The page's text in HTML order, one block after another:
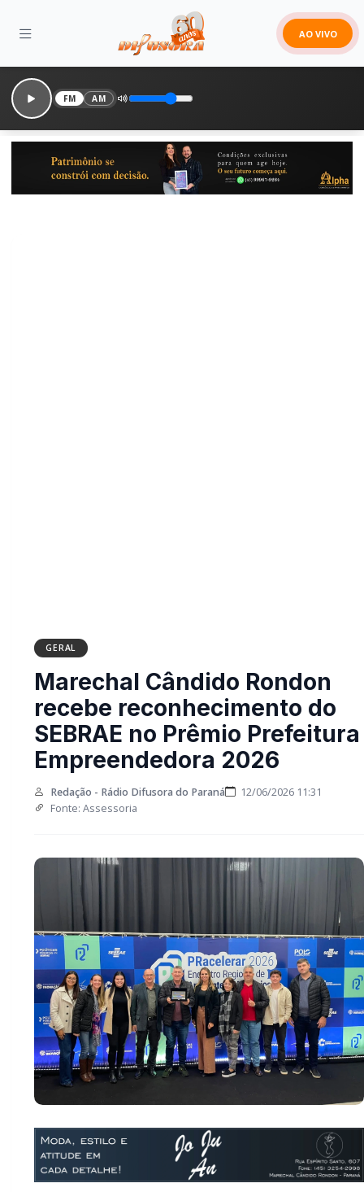
AO VIVO
FM AM
GERAL
Marechal Cândido Rondon
recebe reconhecimento do
SEBRAE no Prêmio Prefeitura
Empreendedora 2026
Redação - Rádio Difusora do Paraná
12/06/2026 11:31
Fonte: Assessoria